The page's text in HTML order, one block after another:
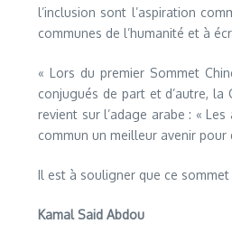
l’inclusion sont l’aspiration
communes de l’humanité et à
« Lors du premier Sommet
conjugués de part et d’autre,
revient sur l’adage arabe : «
commun un meilleur avenir
Il est à souligner que ce
Kamal Said Abdou